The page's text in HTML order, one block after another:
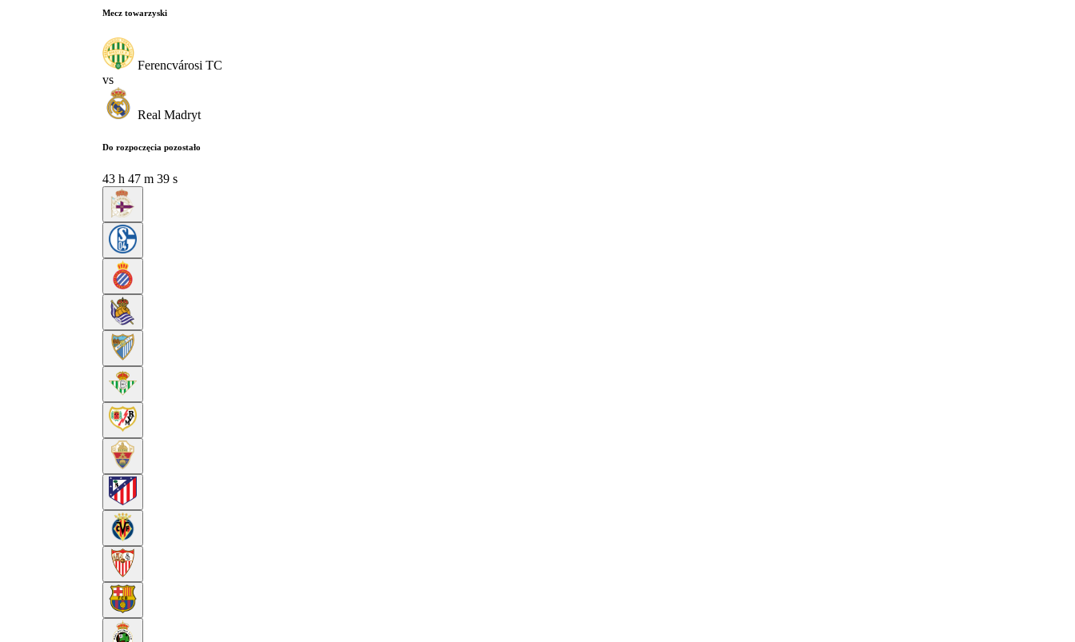
Mecz towarzyski
Ferencvárosi TC
vs
Real Madryt
Do rozpoczęcia pozostało
43 h 47 m 38 s